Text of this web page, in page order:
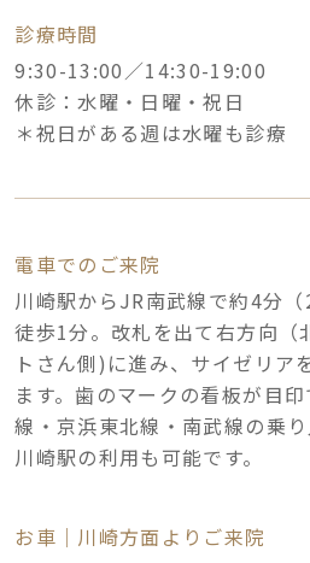
診療時間
9:30-13:00／14:30-19:00
休診：水曜・日曜・祝日
＊祝日がある週は水曜も診療
電車でのご来院
川崎駅からJR南武線で約4分
徒歩1分。改札を出て右方向（
トさん側)に進み、サイゼリア
ます。歯のマークの看板が目
線・京浜東北線・南武線の乗
川崎駅の利用も可能です。
お車｜川崎方面よりご来院